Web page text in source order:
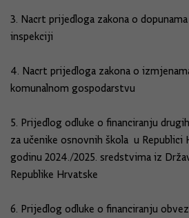
3. Nacrt prijedloga zakona o
inspekciji
4. Nacrt prijedloga zakona o
komunalnom gospodarstvu
5. Prijedlog odluke o financiranju
za učenike osnovnih škola u Republici
godinu 2024./2025. sredstvima iz
Republike Hrvatske
6. Prijedlog odluke o financiranju